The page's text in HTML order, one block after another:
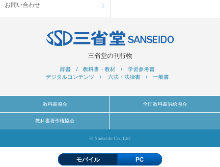
お問い合わせ
三省堂の刊行物
辞書 / 教科書・教材 / 学習参考書
デジタルコンテンツ / 六法・法律書 / 一般書
教科書協会 全国教科書供給協会
教科書著作権協会
© Sanseido Co.,Ltd.
モバイル PC